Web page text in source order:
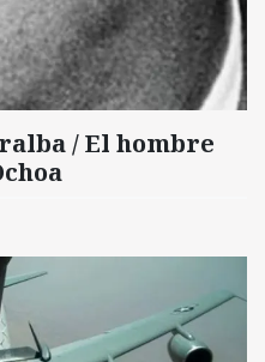
/ El hombre